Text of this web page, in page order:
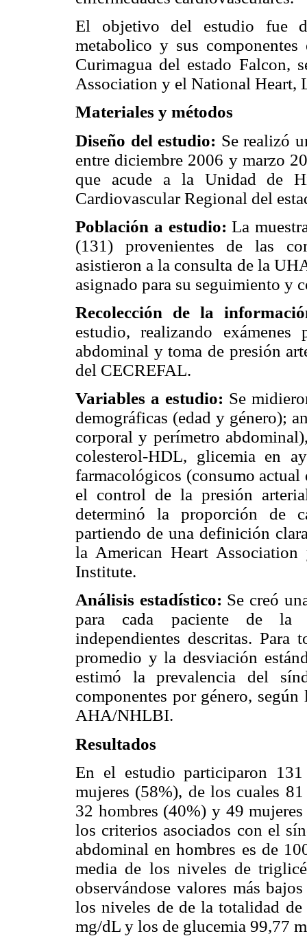
El objetivo del estudio fue
metabolico y sus
Curimagua del estado Falcon,
Association y el National Heart,
Materiales y métodos
Diseño del estudio: Se realizó
entre diciembre 2006 y marzo
que acude a la Unidad de
Cardiovascular Regional del
Población a estudio:La
(131) provenientes de las
asistieron a la consulta de la
asignado para su seguimiento y
Recolección de la
estudio, realizando
abdominal y toma de presión
del CECREFAL.
Variables a estudio: Se
demográficas (edad y género);
corporal y perímetro
colesterol-HDL, glicemia en
farmacológicos (consumo
el control de la presión
determinó la proporción de
partiendo de una definición
la American Heart
Institute.
Análisis estadístico: Se creó
para cada paciente de la
independientes descritas.
promedio y la desviación
estimó la prevalencia del
componentes por género,
AHA/NHLBI.
Resultados
En el estudio participaron
mujeres (58%), de los cuales
32 hombres (40%) y 49
los criterios asociados con el
abdominal en hombres es de
media de los niveles de
observándose valores más
los niveles de de la totalidad
mg/dL y los de glucemia 99,77